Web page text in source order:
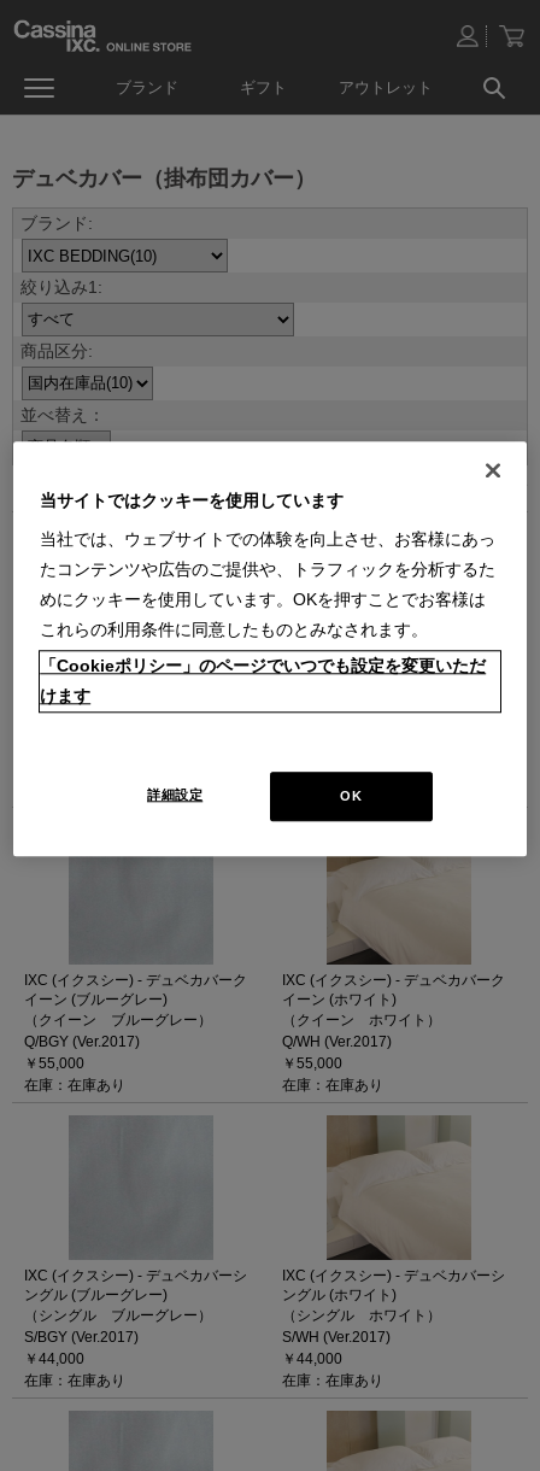
ブランド ギフト アウトレット
デュベカバー（掛布団カバー）
並べ替え：
IXC (イクスシー) - デュベカバーキ
ング (ブルーグレー)
￥59,400
在庫：在庫あり
IXC (イクスシー) - デュベカバーク
イーン (ブルーグレー)
（クイーン ブルーグレー）
Q/BGY (Ver.2017)
￥55,000
在庫：在庫あり
IXC (イクスシー) - デュベカバーク
イーン (ホワイト)
（クイーン ホワイト）
Q/WH (Ver.2017)
￥55,000
在庫：在庫あり
IXC (イクスシー) - デュベカバーシ
ングル (ブルーグレー)
（シングル ブルーグレー）
S/BGY (Ver.2017)
￥44,000
在庫：在庫あり
IXC (イクスシー) - デュベカバーシ
ングル (ホワイト)
（シングル ホワイト）
S/WH (Ver.2017)
￥44,000
在庫：在庫あり
当サイトではクッキーを使用しています
当社では、ウェブサイトでの体験を向上させ、お客様にあっ
たコンテンツや広告のご提供や、トラフィックを分析するた
めにクッキーを使用しています。OKを押すことでお客様は
これらの利用条件に同意したものとみなされます。
「Cookieポリシー」のページでいつでも設定を変更いただ
けます
OK
詳細設定